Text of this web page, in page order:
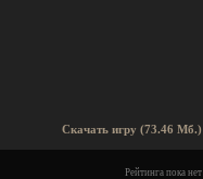
Скачать игру (73.46 Мб.)
Рейтинга пока нет